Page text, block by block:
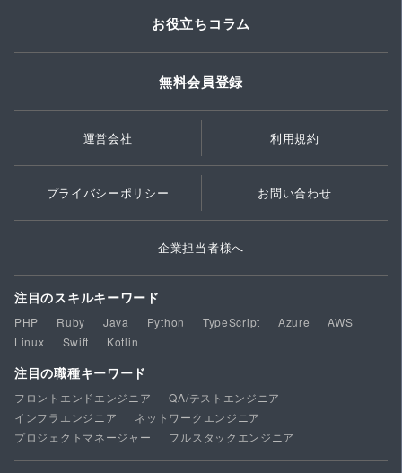
お役立ちコラム
無料会員登録
運営会社 利用規約
プライバシーポリシー お問い合わせ
企業担当者様へ
注目のスキルキーワード
PHP Ruby Java Python TypeScript Azure
AWS
Linux
Swift Kotlin
注目の職種キーワード
フロントエンドエンジニア
QA/テストエンジニア
インフラエンジニア
ネットワークエンジニア
プロジェクトマネージャー
フルスタックエンジニア